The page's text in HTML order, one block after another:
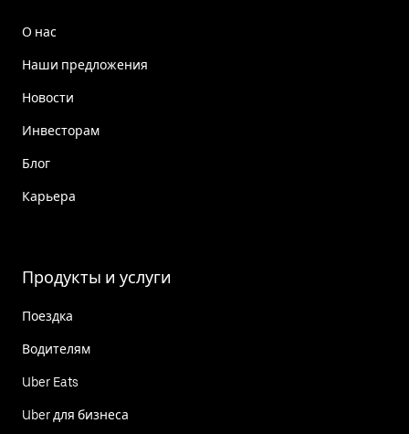
О нас
Наши предложения
Новости
Инвесторам
Блог
Карьера
Продукты и услуги
Поездка
Водителям
Uber Eats
Uber для бизнеса